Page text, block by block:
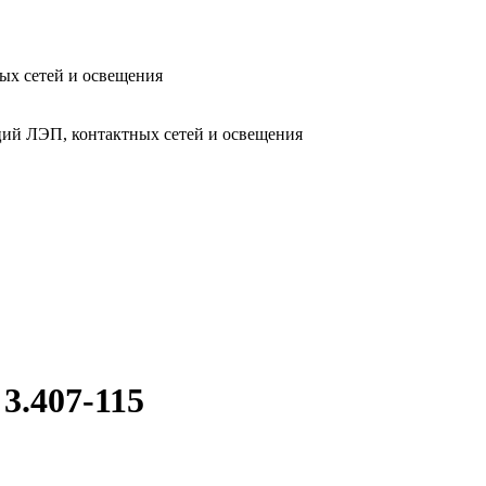
сетей и освещения
ЛЭП, контактных сетей и освещения
115